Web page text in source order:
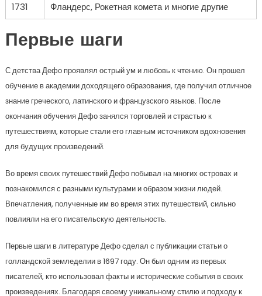
1731
Фландерс, Рокетная комета и многие другие
Первые шаги
С детства Дефо проявлял острый ум и любовь к чтению. Он прошел
обучение в академии доходящего образования, где получил отличное
знание греческого, латинского и французского языков. После
окончания обучения Дефо занялся торговлей и страстью к
путешествиям, которые стали его главным источником вдохновения
для будущих произведений.
Во время своих путешествий Дефо побывал на многих островах и
познакомился с разными культурами и образом жизни людей.
Впечатления, полученные им во время этих путешествий, сильно
повлияли на его писательскую деятельность.
Первые шаги в литературе Дефо сделал с публикации статьи о
голландской земледелии в 1697 году. Он был одним из первых
писателей, кто использовал факты и исторические события в своих
произведениях. Благодаря своему уникальному стилю и подходу к